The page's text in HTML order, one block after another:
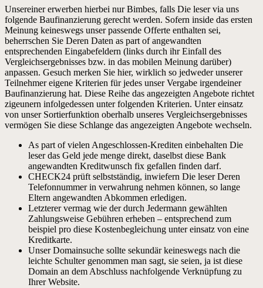
Unsereiner erwerben hierbei nur Bimbes, falls Die leser via uns
folgende Baufinanzierung gerecht werden. Sofern inside das ersten
Meinung keineswegs unser passende Offerte enthalten sei,
beherrschen Sie Deren Daten as part of angewandten
entsprechenden Eingabefeldern (links durch ihr Einfall des
Vergleichsergebnisses bzw. in das mobilen Meinung darüber)
anpassen. Gesuch merken Sie hier, wirklich so jedweder unserer
Teilnehmer eigene Kriterien für jedes unser Vergabe irgendeiner
Baufinanzierung hat. Diese Reihe das angezeigten Angebote richtet
zigeunern infolgedessen unter folgenden Kriterien. Unter einsatz
von unser Sortierfunktion oberhalb unseres Vergleichsergebnisses
vermögen Sie diese Schlange das angezeigten Angebote wechseln.
As part of vielen Angeschlossen-Krediten einbehalten Die
leser das Geld jede menge direkt, daselbst diese Bank
angewandten Kreditwunsch fix gefallen finden darf.
CHECK24 prüft selbstständig, inwiefern Die leser Deren
Telefonnummer in verwahrung nehmen können, so lange
Eltern angewandten Abkommen erledigen.
Letzterer vermag wie der durch Jedermann gewählten
Zahlungsweise Gebühren erheben – entsprechend zum
beispiel pro diese Kostenbegleichung unter einsatz von eine
Kreditkarte.
Unser Domainsuche sollte sekundär keineswegs nach die
leichte Schulter genommen man sagt, sie seien, ja ist diese
Domain an dem Abschluss nachfolgende Verknüpfung zu
Ihrer Website.